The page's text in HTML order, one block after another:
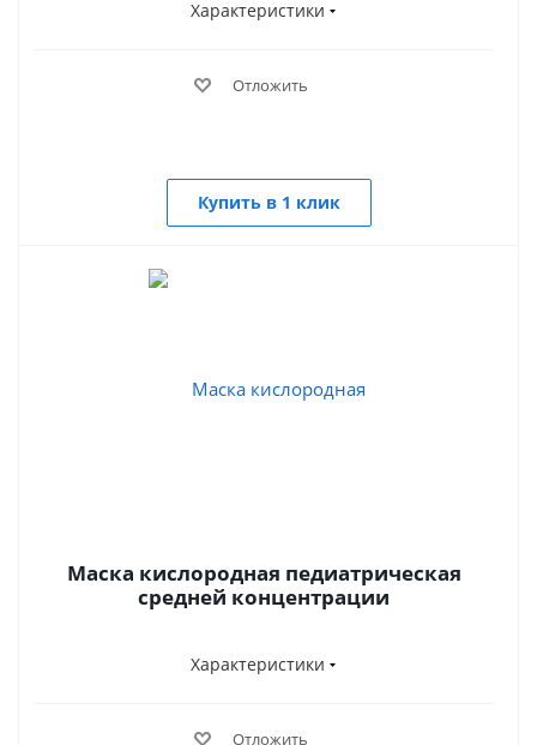
Характеристики
Отложить
Купить в 1 клик
Маска кислородная педиатрическая
средней концентрации
Характеристики
Отложить